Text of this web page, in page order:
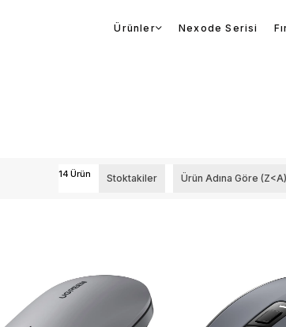
Ürünler Nexode Serisi
Ürün Adına Göre (Z<A)
Stoktakiler
14 Ürün